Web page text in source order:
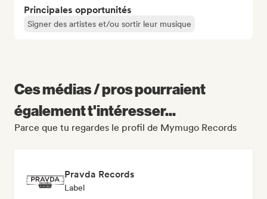
Principales opportunités
Signer des artistes et/ou sortir leur musique
Ces médias / pros pourraient
également t'intéresser...
Parce que tu regardes le profil de Mymugo Records
Pravda Records
Label